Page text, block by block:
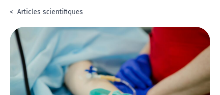
Accueil
L'hypnose
Articles scientifiques